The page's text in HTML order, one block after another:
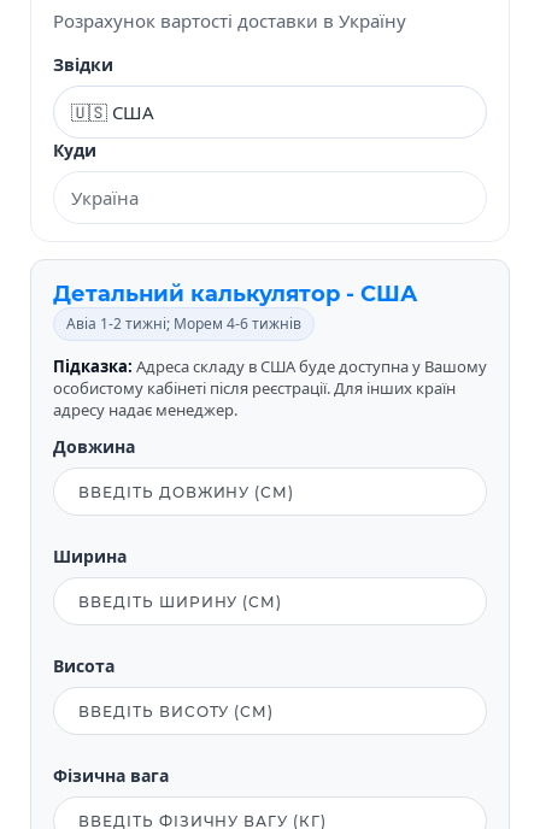
Розрахунок вартості доставки в Україну
Звідки
Куди
Детальний калькулятор - США
Авіа 1-2 тижні; Морем 4-6 тижнів
Підказка: Адреса складу в США буде доступна у Вашому
особистому кабінеті після реєстрації. Для інших країн
адресу надає менеджер.
Довжина
Ширина
Висота
Фізична вага